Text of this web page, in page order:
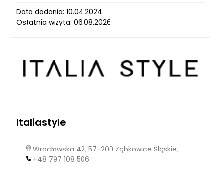
Data dodania: 10.04.2024
Ostatnia wizyta: 06.08.2026
Italiastyle
Wrocławska 42, 57-200 Ząbkowice Śląskie,
+48 797 108 506